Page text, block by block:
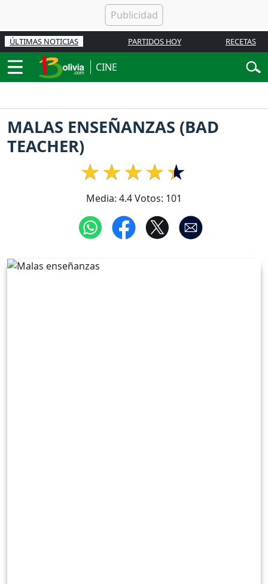
ÚLTIMAS NOTICIAS PARTIDOS HOY RECETAS
CINE
MALAS ENSEÑANZAS (BAD
TEACHER)
Media: 4.4Votos: 101